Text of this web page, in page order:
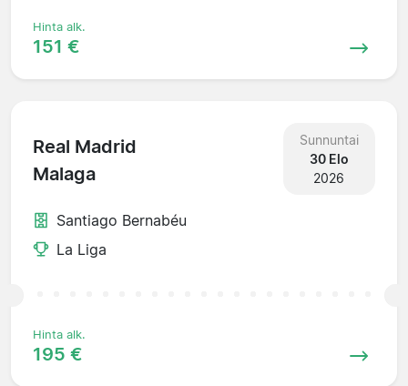
Hinta alk.
151 €
Real Madrid
Malaga
Sunnuntai
30 Elo
2026
Santiago Bernabéu
La Liga
Hinta alk.
195 €